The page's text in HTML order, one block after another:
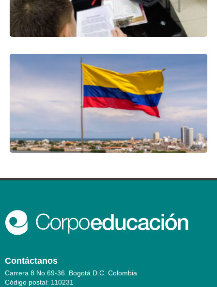
Contáctanos
Carrera 8 No.69-36. Bogotá D.C. Colombia
Código postal: 110231